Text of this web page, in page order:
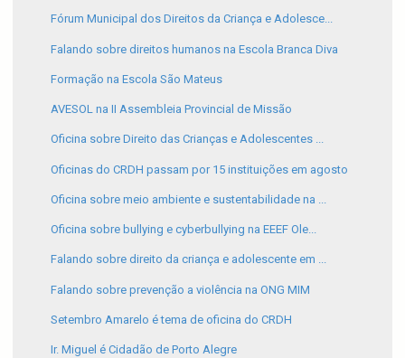
Fórum Municipal dos Direitos da Criança e Adolesce...
Falando sobre direitos humanos na Escola Branca Diva
Formação na Escola São Mateus
AVESOL na II Assembleia Provincial de Missão
Oficina sobre Direito das Crianças e Adolescentes ...
Oficinas do CRDH passam por 15 instituições em agosto
Oficina sobre meio ambiente e sustentabilidade na ...
Oficina sobre bullying e cyberbullying na EEEF Ole...
Falando sobre direito da criança e adolescente em ...
Falando sobre prevenção a violência na ONG MIM
Setembro Amarelo é tema de oficina do CRDH
Ir. Miguel é Cidadão de Porto Alegre